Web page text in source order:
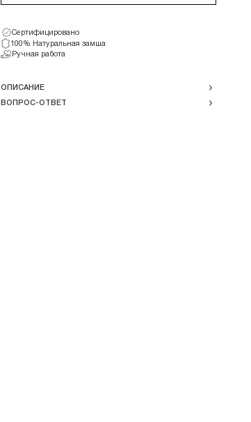
Сертифицировано
100% Натуральная замша
Ручная работа
ОПИСАНИЕ
ВОПРОС-ОТВЕТ